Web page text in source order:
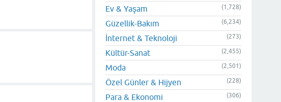
Ev & Yaşam (1,728)
Güzellik-Bakım (6,234)
İnternet & Teknoloji (273)
Kültür-Sanat (2,455)
Moda (2,501)
Özel Günler & Hijyen (228)
Para & Ekonomi (306)